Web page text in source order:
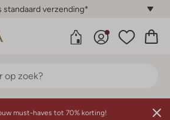
standaard verzending*
must-haves tot 70% korting!